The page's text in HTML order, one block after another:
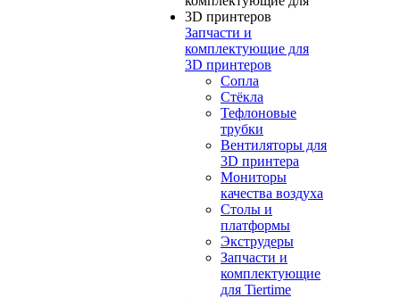
Запчасти и
комплектующие для
3D принтеров
Сопла
Cтёкла
Тефлоновые
трубки
Вентиляторы для
3D принтера
Мониторы
качества воздуха
Столы и
платформы
Экструдеры
Запчасти и
комплектующие
для Tiertime